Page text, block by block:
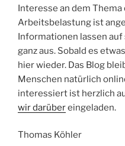
Interesse an dem
Arbeitsbelastung ist
Informationen lassen
ganz aus. Sobald es
hier wieder. Das Blog
Menschen natürlich
interessiert ist herzlich
wir darübereingeladen.
Thomas Köhler